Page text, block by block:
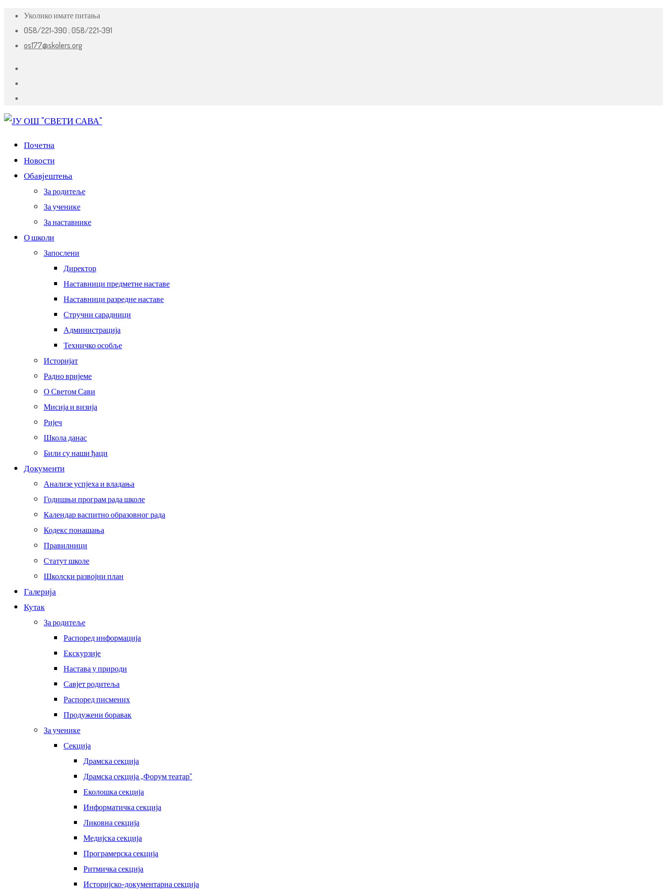
Уколико имате питања
058/221-390 ; 058/221-391
os177@skolers.org
Почетна
Новости
Обавјештења
За родитеље
За ученике
За наставнике
О школи
Запослени
Директор
Наставници предметне наставе
Наставници разредне наставе
Стручни сарадници
Администрација
Техничко особље
Историјат
Радно вријеме
О Светом Сави
Мисија и визија
Ријеч
Школа данас
Били су наши ђаци
Документи
Анализе успјеха и владања
Годишњи програм рада школе
Календар васпитно образовног рада
Кодекс понашања
Правилници
Статут школе
Школски развојни план
Галерија
Кутак
За родитеље
Распоред информација
Екскурзије
Настава у природи
Савјет родитеља
Распоред писмених
Продужени боравак
За ученике
Секција
Драмска секција
Драмска секција ,,Форум театар“
Еколошка секција
Информатичка секција
Ликовна секција
Медијска секција
Програмерска секција
Ритмичка секција
Историјско-документарна секција